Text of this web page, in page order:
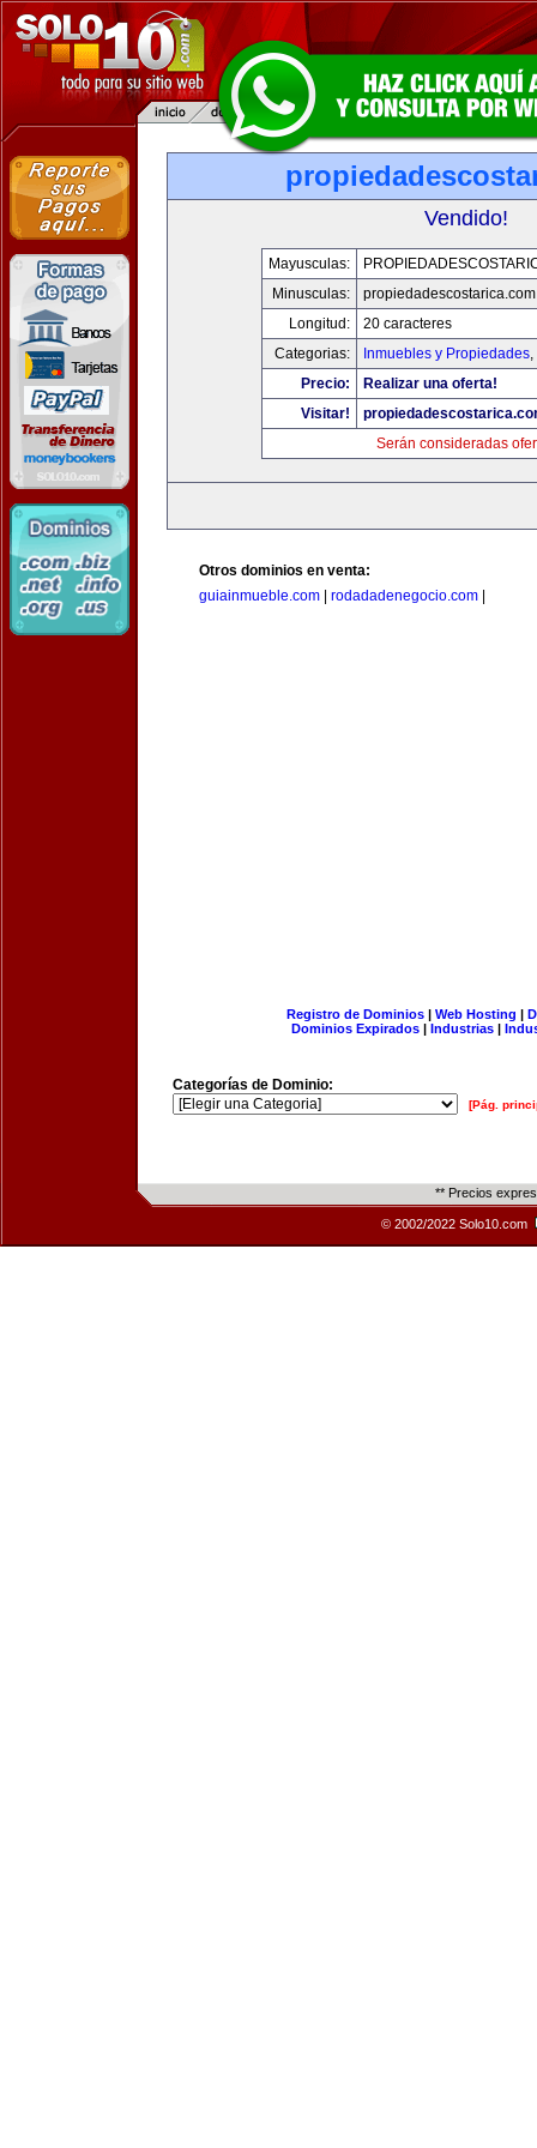
Vendido!
Mayusculas:
Minusculas:
propiedadescostarica.com
Longitud:
20 caracteres
Categorias:
Inmuebles y Propiedades,
Precio:
Realizar una oferta!
Visitar!
Serán consideradas
Otros dominios en venta:
guiainmueble.com
rodadadenegocio.com
Registro de Dominios| Web Hosting |
Dominios Expirados | Industrias |
Categorías de Dominio:
[Pág.
** Precios
© 2002/2022 Solo10.com